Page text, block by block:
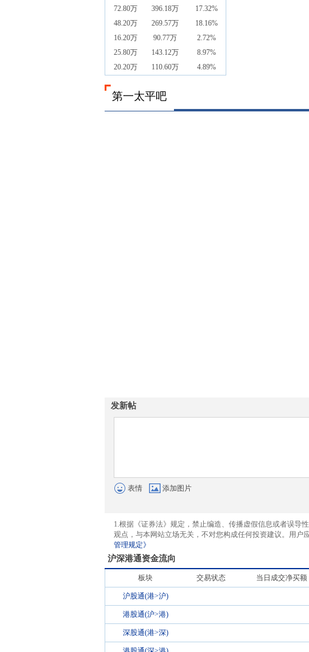
72.80万
396.18万
17.32%
48.20万
269.57万
18.16%
16.20万
90.77万
2.72%
25.80万
143.12万
8.97%
20.20万
110.60万 4.89%
第一太平吧
发新帖
表情 添加图片
1.根据《证券法》规定，禁止编造、传播虚假信息或者误导
观点，与本网站立场无关，不对您构成任何投资建议。用户
管理规定》
沪深港通资金流向
板块 交易状态 当日成交净买额
沪股通(港>沪)
港股通(沪>港)
深股通(港>深)